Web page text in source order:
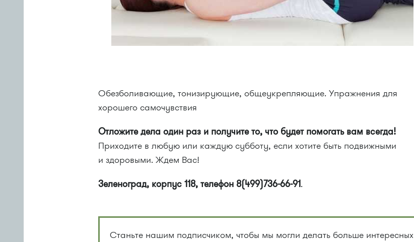
Обезболивающие, тонизирующие, общеукрепляющие. Упражнения для
хорошего самочувствия
Отложите дела один раз и получите то, что будет помогать вам всегда!
Приходите в любую или каждую субботу, если хотите быть подвижными
и здоровыми. Ждем Вас!
Зеленоград, корпус 118, телефон 8(499)736-66-91.
Станьте нашим подписчиком, чтобы мы могли делать больше интересных